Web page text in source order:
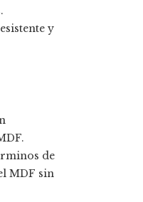
y
de
MDF sin